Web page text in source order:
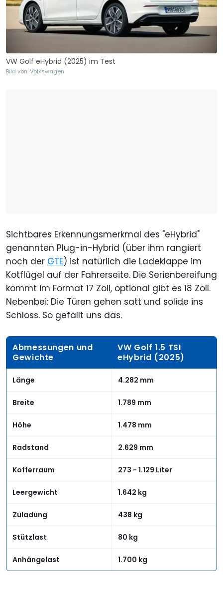
VW Golf eHybrid (2025) im Test
Bild von: Volkswagen
Sichtbares Erkennungsmerkmal des "eHybrid"
genannten Plug-in-Hybrid (über ihm rangiert
noch der GTE) ist natürlich die Ladeklappe im
Kotflügel auf der Fahrerseite. Die Serienbereifung
kommt im Format 17 Zoll, optional gibt es 18 Zoll.
Nebenbei: Die Türen gehen satt und solide ins
Schloss. So gefällt uns das.
Abmessungen und
Gewichte
VW Golf 1.5 TSI
eHybrid (2025)
Länge 4.282 mm
Breite 1.789 mm
Höhe 1.478 mm
Radstand 2.629 mm
Kofferraum 273 - 1.129 Liter
Leergewicht 1.642 kg
Zuladung 438 kg
Stützlast 80 kg
Anhängelast 1.700 kg